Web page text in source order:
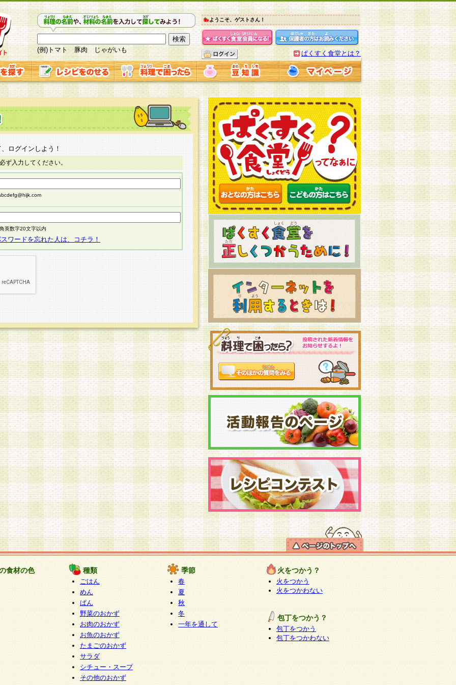
(例)トマト 豚肉 じゃがいも
ようこそ、ゲストさん！
ぱくすく食堂とは？
ログインしよう！
ず入力してください。
英数字20文字以内
ワードを忘れた人は、コチラ！
食材の色 種類
ごはん
めん
ぱん
野菜のおかず
お肉のおかず
お魚のおかず
たまごのおかず
サラダ
シチュー・スープ
その他のおかず
季節
春
夏
秋
冬
一年を通して
火をつかう？
火をつかう
火をつかわない
包丁をつかう？
包丁をつかう
包丁をつかわない